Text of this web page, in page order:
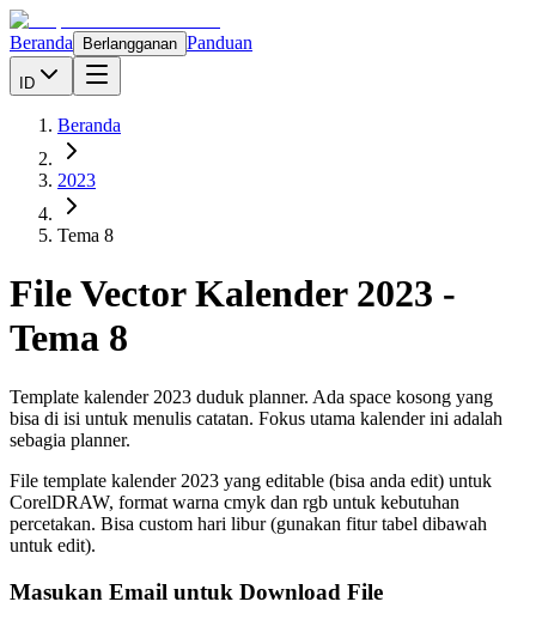
Beranda Berlangganan Panduan
ID
Beranda
2023
Tema 8
File Vector Kalender 2023 -
Tema 8
Template kalender 2023 duduk planner. Ada space kosong yang
bisa di isi untuk menulis catatan. Fokus utama kalender ini adalah
sebagia planner.
File template kalender 2023 yang editable (bisa anda edit) untuk
CorelDRAW, format warna cmyk dan rgb untuk kebutuhan
percetakan. Bisa custom hari libur (gunakan fitur tabel dibawah
untuk edit).
Masukan Email untuk Download File